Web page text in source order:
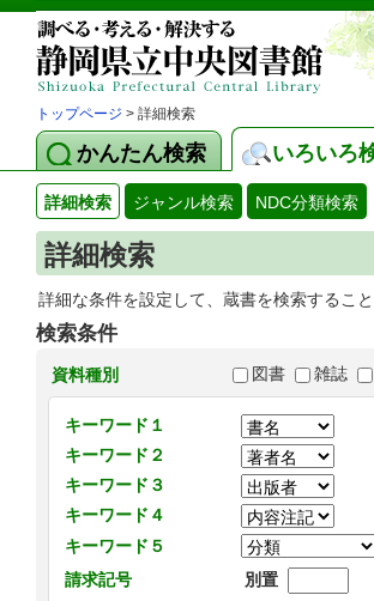
トップページ > 詳細検索
かんたん検索 いろいろ
詳細検索 ジャンル検索 NDC分類検索
詳細検索
詳細な条件を設定して、蔵書を検索するこ
検索条件
資料種別 図書 雑誌
キーワード１
キーワード２
キーワード３
キーワード４
キーワード５
請求記号
別置